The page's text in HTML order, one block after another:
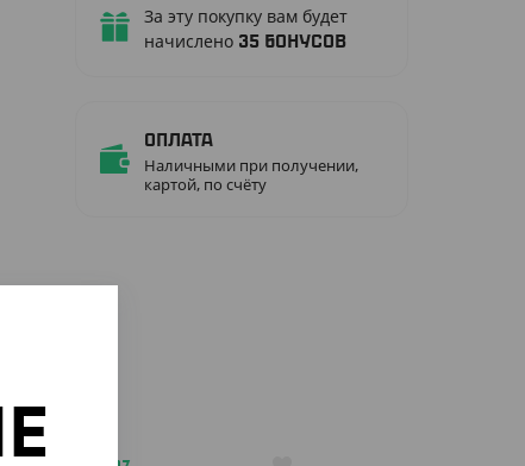
За эту покупку вам будет
начислено 35 бонусов
Оплата
Наличными при получении,
картой, по счёту